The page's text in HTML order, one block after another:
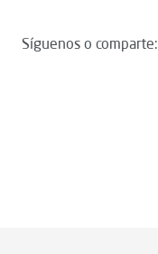
Síguenos o comparte: